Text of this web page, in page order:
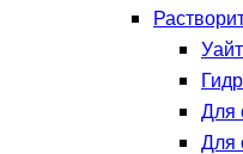
Для
Для